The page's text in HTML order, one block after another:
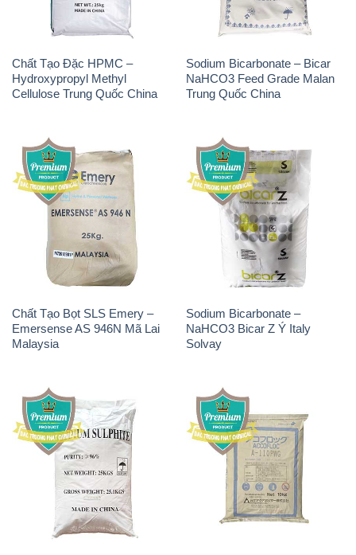
Chất Tạo Đặc HPMC –
Hydroxypropyl Methyl
Cellulose Trung Quốc China
Sodium Bicarbonate – Bicar
NaHCO3 Feed Grade Malan
Trung Quốc China
Chất Tạo Bọt SLS Emery –
Emersense AS 946N Mã Lai
Malaysia
Sodium Bicarbonate –
NaHCO3 Bicar Z Ý Italy
Solvay